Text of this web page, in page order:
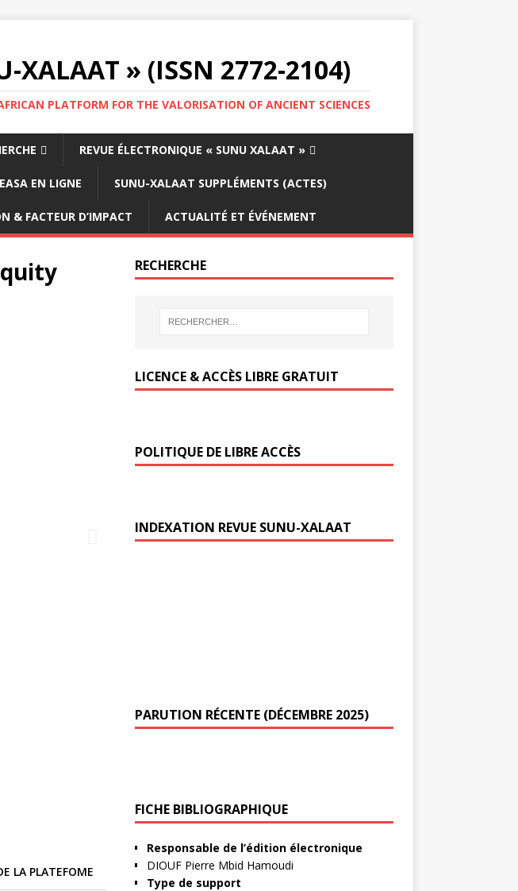
XALAAT » (ISSN 2772-2104)
PLATFORM FOR THE VALORISATION OF ANCIENT SCIENCES
REVUE ÉLECTRONIQUE « SUNU XALAAT »
EN LIGNE SUNU-XALAAT SUPPLÉMENTS (ACTES)
& FACTEUR D’IMPACT ACTUALITÉ ET ÉVÉNEMENT
LA PLATEFOME
RECHERCHE
LICENCE & ACCÈS LIBRE GRATUIT
POLITIQUE DE LIBRE ACCÈS
INDEXATION REVUE SUNU-XALAAT
PARUTION RÉCENTE (DÉCEMBRE 2025)
FICHE BIBLIOGRAPHIQUE
Responsable de l’édition électronique
DIOUF Pierre Mbid Hamoudi
Type de support